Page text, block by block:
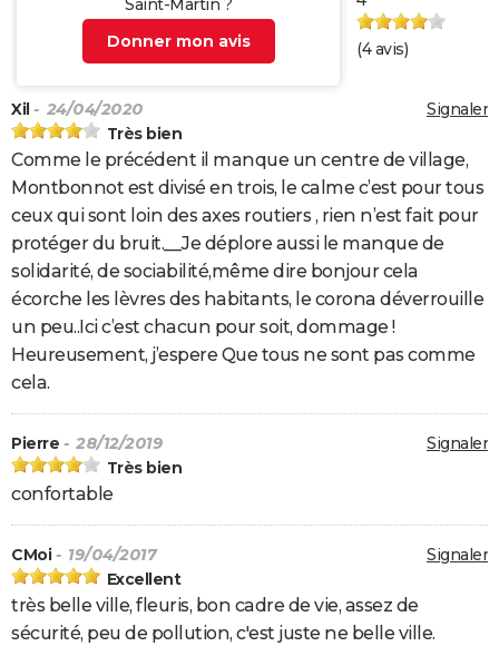
Saint-Martin ?
Donner mon avis
(4avis)
Signaler
Xil - 24/04/2020
Très bien
Comme le précédent il manque un centre de village,
Montbonnot est divisé en trois, le calme c’est pour tous
ceux qui sont loin des axes routiers , rien n’est fait pour
protéger du bruit.__Je déplore aussi le manque de
solidarité, de sociabilité,même dire bonjour cela
écorche les lèvres des habitants, le corona déverrouille
un peu..Ici c’est chacun pour soit, dommage !
Heureusement, j’espere Que tous ne sont pas comme
cela.
Signaler
Pierre - 28/12/2019
Très bien
confortable
Signaler
CMoi - 19/04/2017
Excellent
très belle ville, fleuris, bon cadre de vie, assez de
sécurité, peu de pollution, c'est juste ne belle ville.